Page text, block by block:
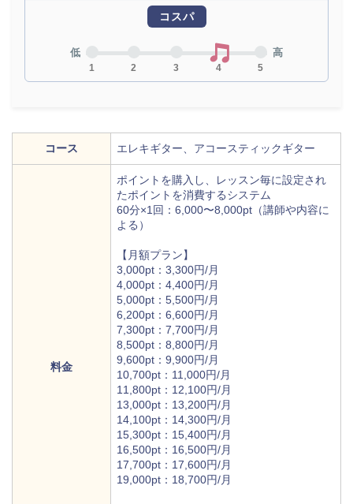
コスパ
低
1 2 3 4 5
高
コース エレキギター、アコースティックギター
料金
ポイントを購入し、レッスン毎に設定され
たポイントを消費するシステム
60分×1回：6,000〜8,000pt（講師や内容に
よる）
【月額プラン】
3,000pt：3,300円/月
4,000pt：4,400円/月
5,000pt：5,500円/月
6,200pt：6,600円/月
7,300pt：7,700円/月
8,500pt：8,800円/月
9,600pt：9,900円/月
10,700pt：11,000円/月
11,800pt：12,100円/月
13,000pt：13,200円/月
14,100pt：14,300円/月
15,300pt：15,400円/月
16,500pt：16,500円/月
17,700pt：17,600円/月
19,000pt：18,700円/月